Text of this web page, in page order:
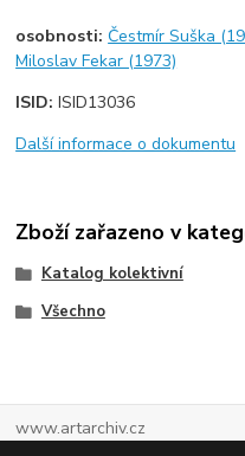
osobnosti: Čestmír Suška
Miloslav Fekar (1973)
ISID:ISID13036
Další informace o dokumentu
Zboží zařazeno v
Katalog kolektivní
Všechno
www.artarchiv.cz